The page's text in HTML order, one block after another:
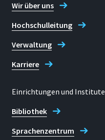
Wir über uns
Hochschulleitung
Verwaltung
Karriere
Einrichtungen und Institute
Bibliothek
Sprachenzentrum